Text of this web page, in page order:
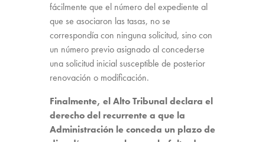
fácilmente que el número del expediente al
que se asociaron las tasas, no se
correspondía con ninguna solicitud, sino con
un número previo asignado al concederse
una solicitud inicial susceptible de posterior
renovación o modificación.
Finalmente, el Alto Tribunal declara el
derecho del recurrente a que la
Administración le conceda un plazo de